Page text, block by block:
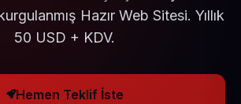
Hazır Web Sitesi. Yıllık
50 USD + KDV.
Hemen Teklif İste